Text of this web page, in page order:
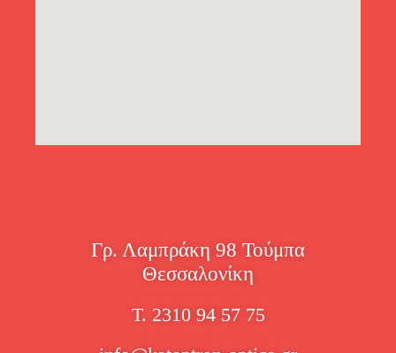
Γρ. Λαμπράκη 98 Τούμπα
Θεσσαλονίκη
Τ. 2310 94 57 75